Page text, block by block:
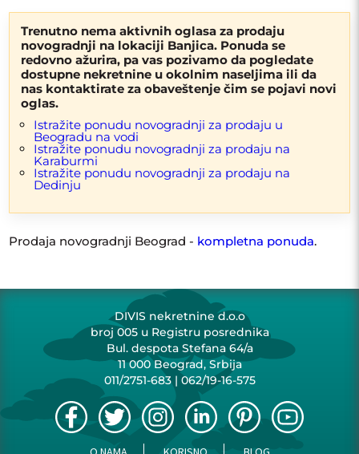
GREJANJE
KLJUČNA REČ
NOVO U IZGRADNJI
RENOVIRANO
UKNJIŽENO
NOVOGRADNJA
LIFT
Trenutno nema aktivnih oglasa za prodaju
novogradnji na lokaciji Banjica. Ponuda se
redovno ažurira, pa vas pozivamo da pogledate
dostupne nekretnine u okolnim naseljima ili da
nas kontaktirate za obaveštenje čim se pojavi novi
oglas.
Istražite ponudu novogradnji za prodaju u
Beogradu na vodi
Istražite ponudu novogradnji za prodaju na
Karaburmi
Istražite ponudu novogradnji za prodaju na
Dedinju
Prodaja novogradnji Beograd - kompletna ponuda.
DIVIS nekretnine d.o.o
broj 005 u Registru posrednika
Bul. despota Stefana 64/a
11 000 Beograd, Srbija
011/2751-683| 062/19-16-575